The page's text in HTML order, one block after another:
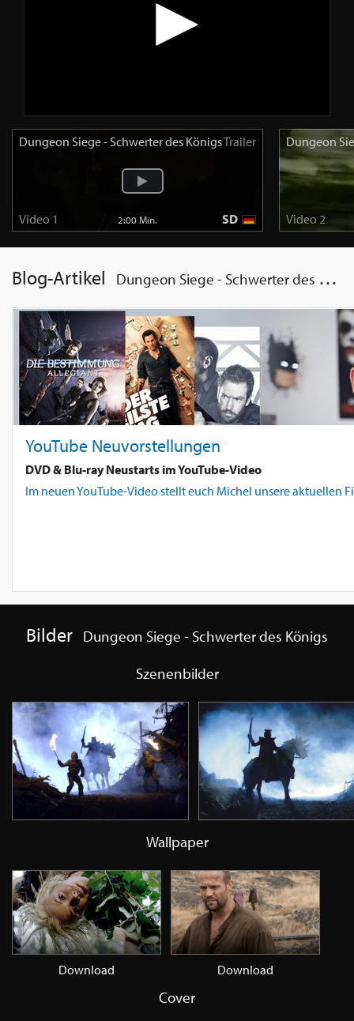
Dungeon Siege - Schwerter des KönigsTrailer
Video 1 2:00 Min. SD
Dungeon
Video 2
Blog-Artikel Dungeon Siege - Schwerter des Königs
YouTube Neuvorstellungen
DVD & Blu-ray Neustarts im YouTube-Video
Im neuen YouTube-Video stellt euch Michel unsere aktuellen
Bilder Dungeon Siege - Schwerter des Königs
Szenenbilder
Wallpaper
Download Download
Cover